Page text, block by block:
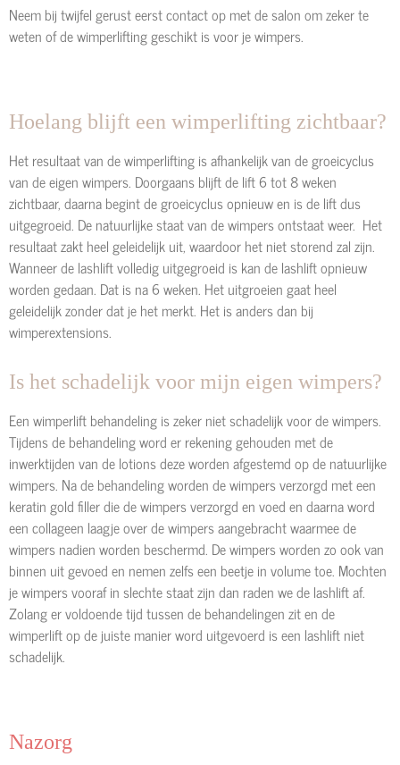
Neem bij twijfel gerust eerst contact op met de salon om zeker te
weten of de wimperlifting geschikt is voor je wimpers.
Hoelang blijft een wimperlifting zichtbaar?
Het resultaat van de wimperlifting is afhankelijk van de groeicyclus
van de eigen wimpers. Doorgaans blijft de lift 6 tot 8 weken
zichtbaar, daarna begint de groeicyclus opnieuw en is de lift dus
uitgegroeid. De natuurlijke staat van de wimpers ontstaat weer. Het
resultaat zakt heel geleidelijk uit, waardoor het niet storend zal zijn.
Wanneer de lashlift volledig uitgegroeid is kan de lashlift opnieuw
worden gedaan. Dat is na 6 weken. Het uitgroeien gaat heel
geleidelijk zonder dat je het merkt. Het is anders dan bij
wimperextensions.
Is het schadelijk voor mijn eigen wimpers?
Een wimperlift behandeling is zeker niet schadelijk voor de wimpers.
Tijdens de behandeling word er rekening gehouden met de
inwerktijden van de lotions deze worden afgestemd op de natuurlijke
wimpers. Na de behandeling worden de wimpers verzorgd met een
keratin gold filler die de wimpers verzorgd en voed en daarna word
een collageen laagje over de wimpers aangebracht waarmee de
wimpers nadien worden beschermd. De wimpers worden zo ook van
binnen uit gevoed en nemen zelfs een beetje in volume toe. Mochten
je wimpers vooraf in slechte staat zijn dan raden we de lashlift af.
Zolang er voldoende tijd tussen de behandelingen zit en de
wimperlift op de juiste manier word uitgevoerd is een lashlift niet
schadelijk.
Nazorg